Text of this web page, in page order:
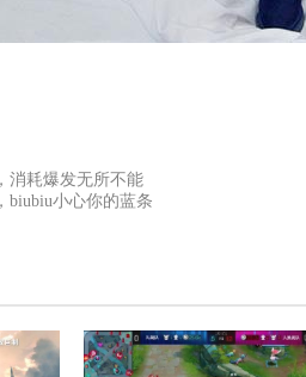
消耗爆发无所不能
biubiu小心你的蓝条